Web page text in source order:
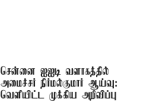
சென்னை ஐஐடி வளாகத்தில்
அமைச்சர் நிர்மல்குமார் ஆய்வு:
வெளியிட்ட முக்கிய அறிவிப்பு